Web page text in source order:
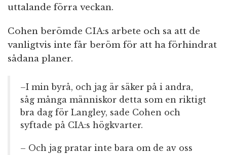
uttalande förra veckan.
Cohen berömde CIA:s arbete och sa att de
vanligtvis inte får beröm för att ha förhindrat
sådana planer.
–I min byrå, och jag är säker på i andra,
såg många människor detta som en riktigt
bra dag för Langley, sade Cohen och
syftade på CIA:s högkvarter.
– Och jag pratar inte bara om de av oss